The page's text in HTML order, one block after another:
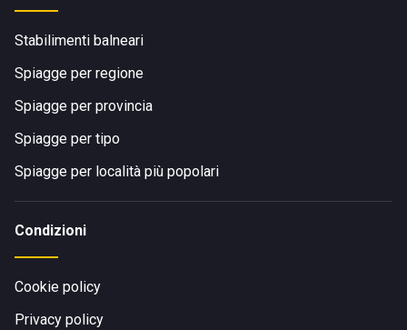
Stabilimenti balneari
Spiagge per regione
Spiagge per provincia
Spiagge per tipo
Spiagge per località più popolari
Condizioni
Cookie policy
Privacy policy